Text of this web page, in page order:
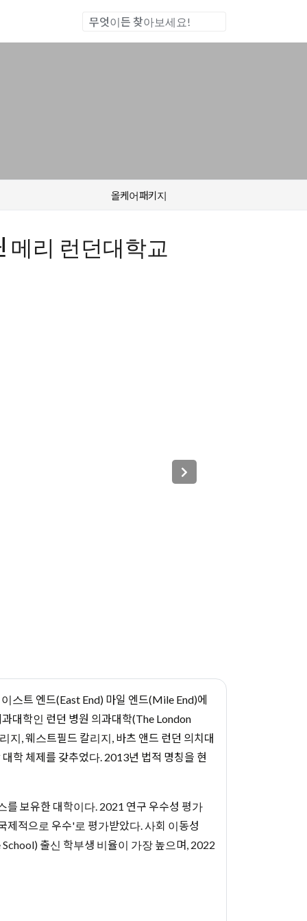
통합검색
올케어패키지
메리 런던대학교
스트 엔드(East End) 마일 엔드(Mile End)에
대학인 런던 병원 의과대학(The London
, 웨스트필드 칼리지, 바츠 앤드 런던 의치대
학 체제를 갖추었다. 2013년 법적 명칭을 현
를 보유한 대학이다. 2021 연구 우수성 평가
제적으로 우수'로 평가받았다. 사회 이동성
출신 학부생 비율이 가장 높으며, 2022